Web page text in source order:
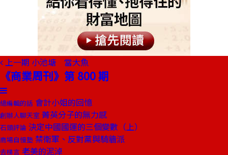
上一期 小池塘 當大魚
《商業周刊》第 800 期
總編輯的話 會計小姐的回憶
創辦人聊天室 菁英分子的無力感
石頭評論 決定中國國運的三個變數（上）
商場自慢塾 禁衛軍、反對黨與騎牆派
去梯言 老美的泥淖